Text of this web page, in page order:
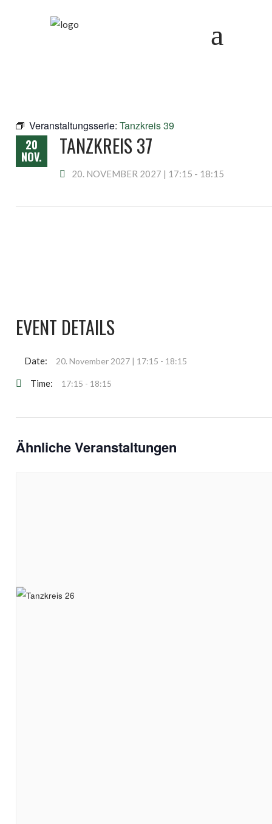
Veranstaltungsserie: Tanzkreis 39
20
NOV. TANZKREIS 37
20. NOVEMBER 2027 | 17:15 - 18:15
EVENT DETAILS
Date: 20. November 2027 | 17:15 - 18:15
Time: 17:15 - 18:15
Ähnliche Veranstaltungen